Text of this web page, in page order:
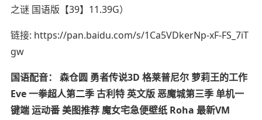
之谜 国语版【39】11.39G）
链接: https://pan.baidu.com/s/1Ca5VDkerNp-xF-FS_7iT
gw
国语配音： 森仓圆 勇者传说3D 格莱普尼尔 萝莉王的工作
Eve 一拳超人第二季 古利特 英文版 恶魔城第三季 单机一
键端 运动番 美图推荐 魔女宅急便壁纸 Roha 最新VM